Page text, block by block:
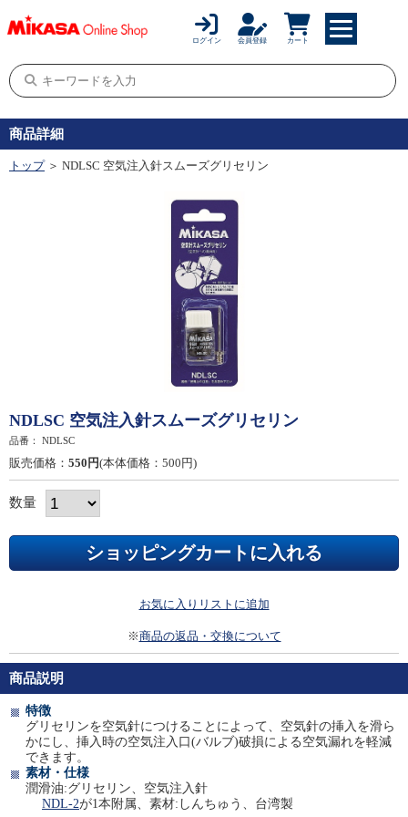
ログイン 会員登録 カート
商品詳細
トップ＞ NDLSC 空気注入針スムーズグリセリン
NDLSC 空気注入針スムーズグリセリン
品番： NDLSC
販売価格： 550円(本体価格：500円)
数量
お気に入りリストに追加
※商品の返品・交換について
商品説明
特徴
グリセリンを空気針につけることによって、空気針の挿入を滑ら
かにし、挿入時の空気注入口(バルブ)破損による空気漏れを軽減
できます。
素材・仕様
潤滑油:グリセリン、空気注入針
NDL-2が1本附属、素材:しんちゅう、台湾製